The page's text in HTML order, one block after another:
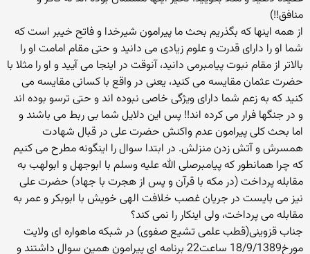
منافق!!)
از همه اینها که بگذریم بحث ما پیرامون شیرخدا و فاتح خیبر است که
شما او را دارای قدرت و علوم زیادی می دانید و حتی مقام امامت او را
بالاتر از مقام نبوت پیامبرمی دانید، آنوقت در اینجا می آیید و او را مثلا با
حضرت عثمان مقایسه می کنید، یعنی در واقع با کسانی مقایسه می
کنید که به زعم شما دارای ویژگی خاصی نبوده اند و حتی ترسو بوده اند
و در جنگها فرار می کرده اند!! پس این دلایل شما بی ربط می باشند و
اما بحث کلی پیرامون عدم واکنش حضرت علی در قبال شهادت
همسرش و آتش زدن منزلش. در ابتدا سوال را اینگونه مطرح می کنیم
که چرا همانطور که پیامبرصلی الله علیه وسلم با ابوجهل و ابولهب به
مقابله پرداخت (در مکه با قرآن و پس از هجرت با جهاد) حضرت علی
نیز می بایست در جریان غصب خلافت الهی خویش با ابوبکر و عمر به
مقابله می پرداخت، ولی اینکار را نمی کند؟
جناب قزوینی(قطب علمی تشیع صفوی) در شبکه ماهواره ای ولایت
مورخ18/9/1389 ساعت22 برنامه ای پیرامون همین سوال داشتند و